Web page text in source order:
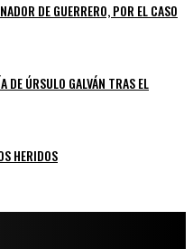
DE GUERRERO, POR EL CASO
DE ÚRSULO GALVÁN TRAS EL
HERIDOS